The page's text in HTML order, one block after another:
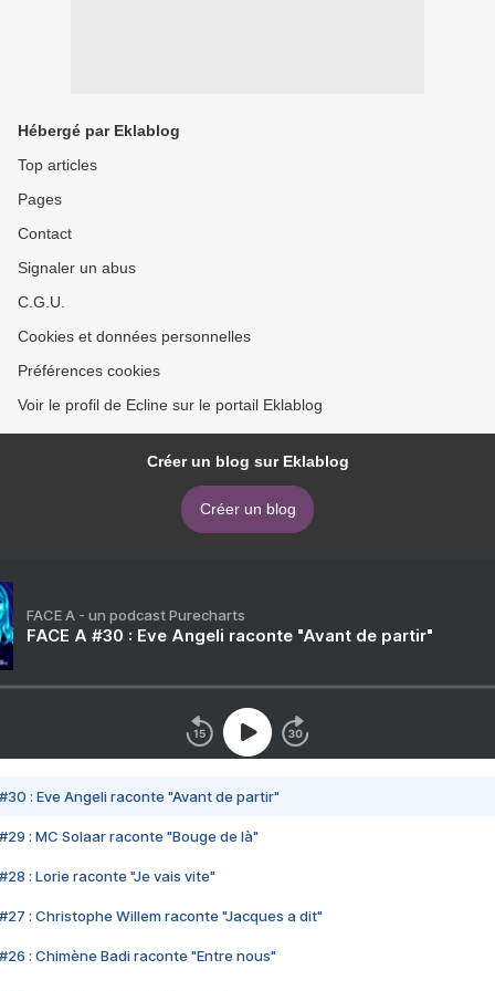
Hébergé par Eklablog
Top articles
Pages
Contact
Signaler un abus
C.G.U.
Cookies et données personnelles
Préférences cookies
Voir le profil de Ecline sur le portail Eklablog
Créer un blog sur Eklablog
Créer un blog
FACE A - un podcast Purecharts
FACE A #30 : Eve Angeli raconte "Avant de partir"
#30 : Eve Angeli raconte "Avant de partir"
#29 : MC Solaar raconte "Bouge de là"
#28 : Lorie raconte "Je vais vite"
#27 : Christophe Willem raconte "Jacques a dit"
#26 : Chimène Badi raconte "Entre nous"